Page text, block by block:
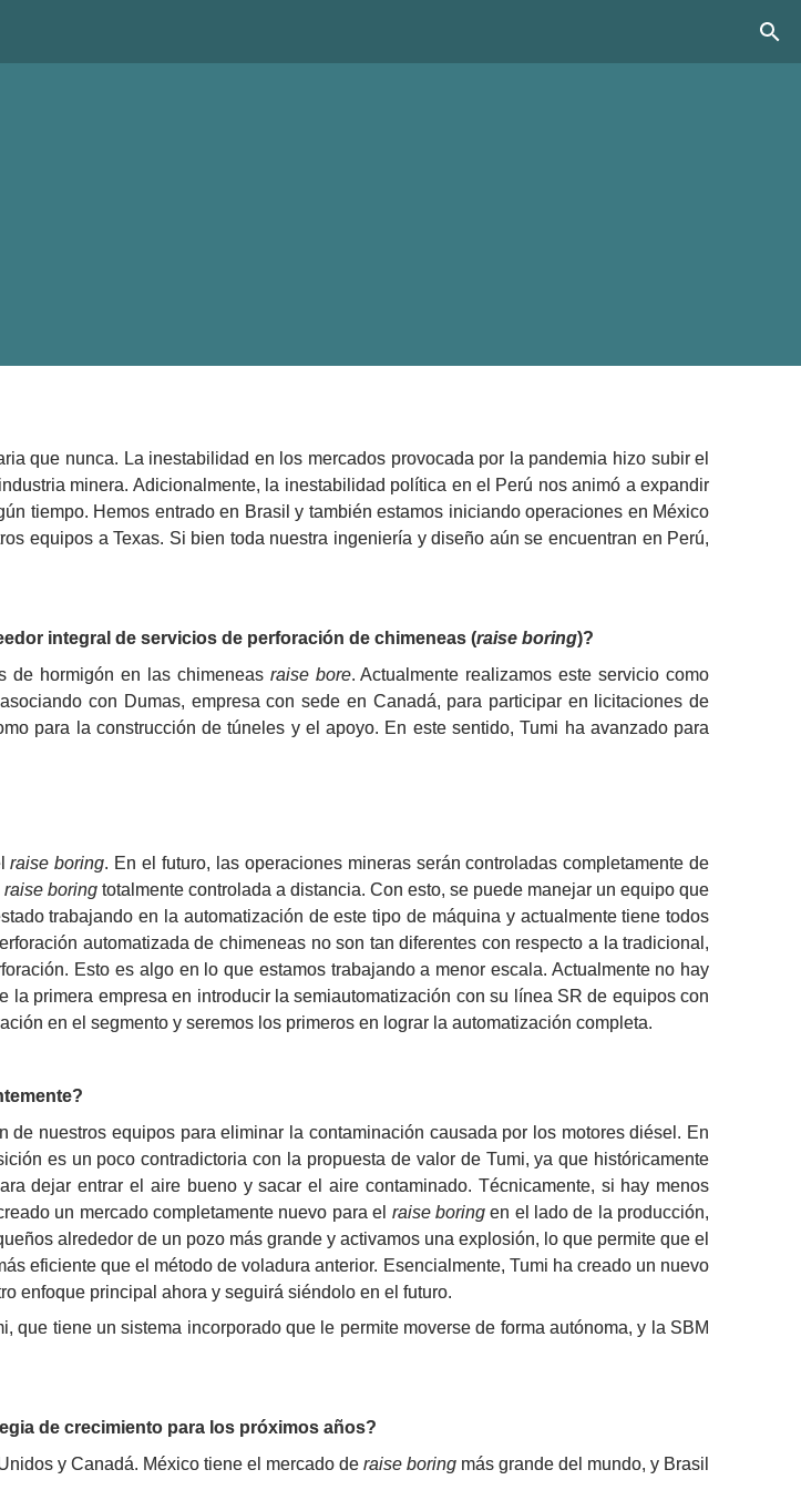
que nunca. La inestabilidad en los mercados provocada por la pandemia hizo subir el
minera. Adicionalmente, la inestabilidad política en el Perú nos animó a expandir
tiempo. Hemos entrado en Brasil y también estamos iniciando operaciones en México
equipos a Texas. Si bien toda nuestra ingeniería y diseño aún se encuentran en Perú,
integral de servicios de perforación de chimeneas (raise boring)?
de hormigón en las chimeneas raise bore. Actualmente realizamos este servicio como
con Dumas, empresa con sede en Canadá, para participar en licitaciones de
para la construcción de túneles y el apoyo. En este sentido, Tumi ha avanzado para
raise boring. En el futuro, las operaciones mineras serán controladas completamente de
raise boring totalmente controlada a distancia. Con esto, se puede manejar un equipo que
trabajando en la automatización de este tipo de máquina y actualmente tiene todos
automatizada de chimeneas no son tan diferentes con respecto a la tradicional,
Esto es algo en lo que estamos trabajando a menor escala. Actualmente no hay
la primera empresa en introducir la semiautomatización con su línea SR de equipos con
en el segmento y seremos los primeros en lograr la automatización completa.
nuestros equipos para eliminar la contaminación causada por los motores diésel. En
es un poco contradictoria con la propuesta de valor de Tumi, ya que históricamente
dejar entrar el aire bueno y sacar el aire contaminado. Técnicamente, si hay menos
un mercado completamente nuevo para el raise boring en el lado de la producción,
alrededor de un pozo más grande y activamos una explosión, lo que permite que el
eficiente que el método de voladura anterior. Esencialmente, Tumi ha creado un nuevo
enfoque principal ahora y seguirá siéndolo en el futuro.
tiene un sistema incorporado que le permite moverse de forma autónoma, y ​​la SBM
de crecimiento para los próximos años?
y Canadá. México tiene el mercado de raise boring más grande del mundo, y Brasil